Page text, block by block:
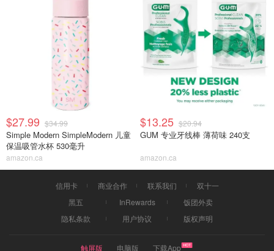
$27.99 $34.99
Simple Modern SimpleModern 儿童
保温吸管水杯 530毫升
amazon.ca
$13.25 $20.94
GUM 专业牙线棒 薄荷味 240支
amazon.ca
信用卡 商业合作 联系我们
双十一
黑五
InRewards
饭团外卖
隐私条款
用户协议 版权声明
触屏版 电脑版 下载App